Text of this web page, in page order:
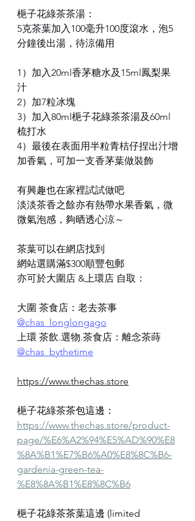
梔子花綠茶茶湯：
5克茶葉加入100毫升100度滾水，泡5
分鐘後出湯，待涼備用
1）加入20ml香茅糖水及15ml鳳梨果
汁
2）加7粒冰塊
3）加入80ml梔子花綠茶茶湯及60ml
梳打水
4）最後在表面用半粒青桔仔捏出汁增
加香氣，可加一支香茅葉做裝飾
有興趣也在家裡試試做吧
淡淡茶香之餘亦有熱帶水果香氣，微
微氣泡感，夠晒透心涼～
茶葉可以在網店找到
網站選購滿$300順豐包郵
亦可於大圍店 &上環店 自取：
大圍 茶食店：老去茶事
@chas_longlongago
上環 茶飲.選物.茶食店：離念茶蒔
@chas_bythetime
https://www.thechas.store
梔子花綠茶茶包這邊：
https://www.thechas.store/product-
page/%E6%A2%94%E5%AD%90%E8
%8A%B1%E7%B6%A0%E8%8C%B6-
gardenia-green-tea-
%E8%8A%B1%E8%8C%B6
梔子花綠茶茶葉這邊 (limited